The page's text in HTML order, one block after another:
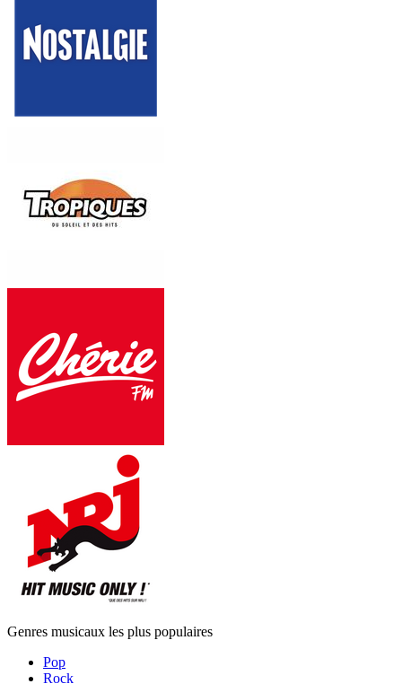
Genres musicaux les plus populaires
Pop
Rock